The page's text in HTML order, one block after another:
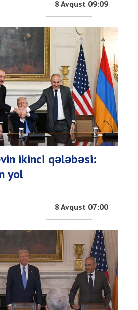
8 Avqust 09:09
ikinci qələbəsi:
yol
8 Avqust 07:00